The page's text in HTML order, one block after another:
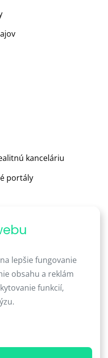
kanceláriu
portály
lepšie fungovanie
obsahu a reklám
funkcií,